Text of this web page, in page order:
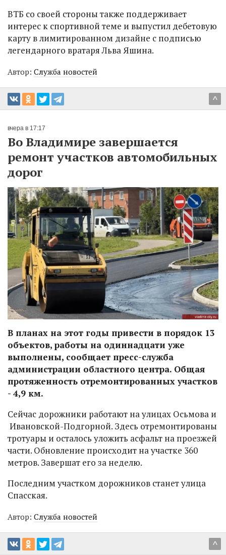
ВТБ со своей стороны также поддерживает
интерес к спортивной теме и выпустил дебетовую
карту в лимитированном дизайне с подписью
легендарного вратаря Льва Яшина.
Автор: Служба новостей
^
вчера в 17:17
Во Владимире завершается
ремонт участков автомобильных
дорог
В планах на этот годы привести в порядок 13
объектов, работы на одиннадцати уже
выполнены, сообщает пресс-служба
администрации областного центра. Общая
протяженность отремонтированных участков
- 4,9 км.
Сейчас дорожники работают на улицах Осьмова и
Ивановской-Подгорной. Здесь отремонтированы
тротуары и осталось уложить асфальт на проезжей
части. Обновление происходит на участке 360
метров. Завершат его за неделю.
Последним участком дорожников станет улица
Спасская.
Автор: Служба новостей
^